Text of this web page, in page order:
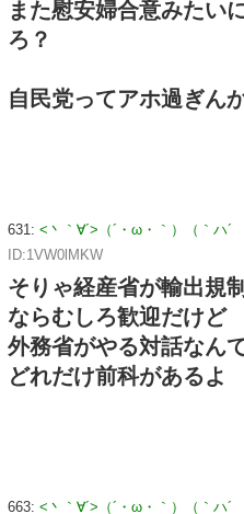
また慰安婦合意みたい
ろ？
自民党ってアホ過ぎん
631: <丶｀∀´>（´・ω・｀）（｀ハ
ID:1VW0lMKW
そりゃ経産省が輸出規
ならむしろ歓迎だけど
外務省がやる対話なん
どれだけ前科があるよ
663: <丶｀∀´>（´・ω・｀）（｀ハ